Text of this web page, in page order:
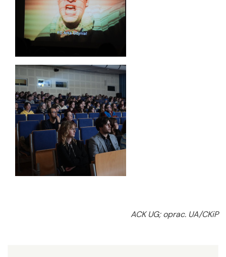
ACK UG; oprac. UA/CKiP